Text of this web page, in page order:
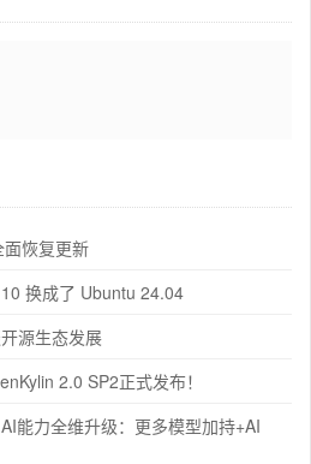
恢复更新
换成了 Ubuntu 24.04
源生态发展
2.0 SP2正式发布！
能力全维升级：更多模型加持+AI